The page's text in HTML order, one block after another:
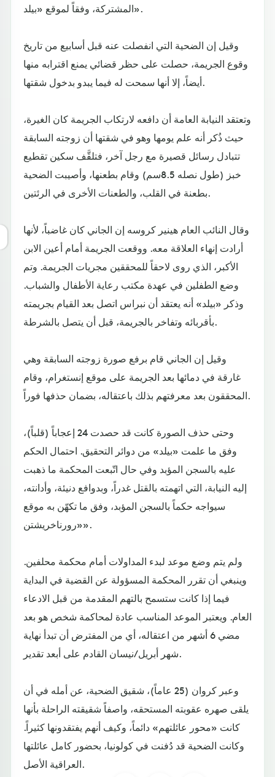
المشتركة، وفقاً لموقع «بيلد».
وقيل إن الضحية التي انفصلت عنه قبل أسابيع من تاريخ
وقوع الجريمة، حصلت على حظر قضائي يمنع اقترابه منها
أيضاً، إلا أنها سمحت له فيما يبدو بدخول شقتها.
وتعتقد النيابة العامة أن دافعه لارتكاب الجريمة كان الغيرة،
حيث ذُكر أنه علم يومها وهو في شقتها أن زوجته السابقة
تتبادل رسائل قصيرة مع رجل آخر، فتلقَّف سكين تقطيع
خبز (طول نصله 8.5سم) وقام بطعنها، وأصيبت الضحية
بطعنة في القلب، والطعنات الأخرى في الرئتين.
وقال النائب العام هينير كروسه إن الجاني كان غاضباً، لأنها
أرادت إنهاء العلاقة معه. ووقعت الجريمة أمام أعين الابن
الأكبر، الذي روى لاحقاً للمحققين مجريات الجريمة. وتم
وضع الطفلين في عهدة مكتب رعاية الأطفال والشباب.
وذكر «بيلد» أنه يعتقد أن نبراس اتصل بعد القيام بجريمته
بأقربائه وتفاخر بالجريمة، قبل أن يتصل بالشرطة.
وقيل إن الجاني قام برفع صورة زوجته السابقة وهي
غارقة في دمائها بعد الجريمة على موقع إنستغرام، وقام
المحققون بعد معرفتهم بذلك باعتقاله، بضمان حذفها فوراً.
وحتى حذف الصورة كانت قد حصدت 24 إعجاباً (قلباً)،
وفق ما علمت «بيلد» من دوائر التحقيق. احتمال الحكم
عليه بالسجن المؤبد وفي حال اتّبعت المحكمة ما ذهبت
إليه النيابة، التي اتهمته بالقتل غدراً، وبدوافع دنيئة، وأدانته،
سيواجه حكماً بالسجن المؤبد، وفق ما تكهّن به موقع
«رورناخريشتن».
ولم يتم وضع موعد لبدء المداولات أمام محكمة محلفين.
وينبغي أن تقرر المحكمة المسؤولة عن القضية في البداية
فيما إذا كانت ستسمح بالتهم المقدمة من قبل الادعاء
العام. ويعتبر الموعد المناسب عادة لمحاكمة شخص هو بعد
مضي 6 أشهر من اعتقاله، أي من المفترض أن تبدأ نهاية
شهر أبريل/نيسان القادم على أبعد تقدير.
وعبر كروان (25 عاماً)، شقيق الضحية، عن أمله في أن
يلقى صهره عقوبته المستحقه، واصفاً شقيقته الراحلة بأنها
كانت «محور عائلتهم» دائماً، وكيف أنهم يفتقدونها كثيراً.
وكانت الضحية قد دُفنت في كولونيا، بحضور كامل عائلتها
العراقية الأصل.